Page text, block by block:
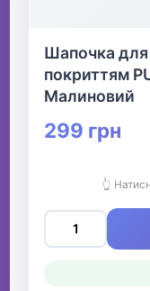
Шапочка для
покриттям
Малиновий
299 грн
👆